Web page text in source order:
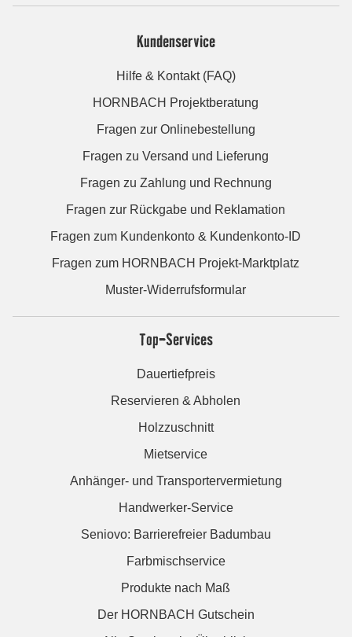
Kundenservice
Hilfe & Kontakt (FAQ)
HORNBACH Projektberatung
Fragen zur Onlinebestellung
Fragen zu Versand und Lieferung
Fragen zu Zahlung und Rechnung
Fragen zur Rückgabe und Reklamation
Fragen zum Kundenkonto & Kundenkonto-ID
Fragen zum HORNBACH Projekt-Marktplatz
Muster-Widerrufsformular
Top-Services
Dauertiefpreis
Reservieren & Abholen
Holzzuschnitt
Mietservice
Anhänger- und Transportervermietung
Handwerker-Service
Seniovo: Barrierefreier Badumbau
Farbmischservice
Produkte nach Maß
Der HORNBACH Gutschein